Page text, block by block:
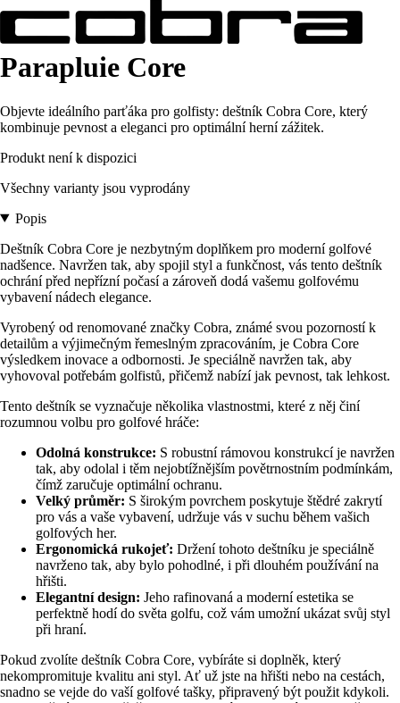
Parapluie Core
Objevte ideálního parťáka pro golfisty: deštník Cobra Core, který
kombinuje pevnost a eleganci pro optimální herní zážitek.
Produkt není k dispozici
Všechny varianty jsou vyprodány
Popis
Deštník Cobra Core je nezbytným doplňkem pro moderní golfové
nadšence. Navržen tak, aby spojil styl a funkčnost, vás tento deštník
ochrání před nepřízní počasí a zároveň dodá vašemu golfovému
vybavení nádech elegance.
Vyrobený od renomované značky Cobra, známé svou pozorností k
detailům a výjimečným řemeslným zpracováním, je Cobra Core
výsledkem inovace a odbornosti. Je speciálně navržen tak, aby
vyhovoval potřebám golfistů, přičemž nabízí jak pevnost, tak lehkost.
Tento deštník se vyznačuje několika vlastnostmi, které z něj činí
rozumnou volbu pro golfové hráče:
Odolná konstrukce: S robustní rámovou konstrukcí je navržen
tak, aby odolal i těm nejobtížnějším povětrnostním podmínkám,
čímž zaručuje optimální ochranu.
Velký průměr: S širokým povrchem poskytuje štědré zakrytí
pro vás a vaše vybavení, udržuje vás v suchu během vašich
golfových her.
Ergonomická rukojeť: Držení tohoto deštníku je speciálně
navrženo tak, aby bylo pohodlné, i při dlouhém používání na
hřišti.
Elegantní design: Jeho rafinovaná a moderní estetika se
perfektně hodí do světa golfu, což vám umožní ukázat svůj styl
při hraní.
Pokud zvolíte deštník Cobra Core, vybíráte si doplněk, který
nekompromituje kvalitu ani styl. Ať už jste na hřišti nebo na cestách,
snadno se vejde do vaší golfové tašky, připravený být použit kdykoli.